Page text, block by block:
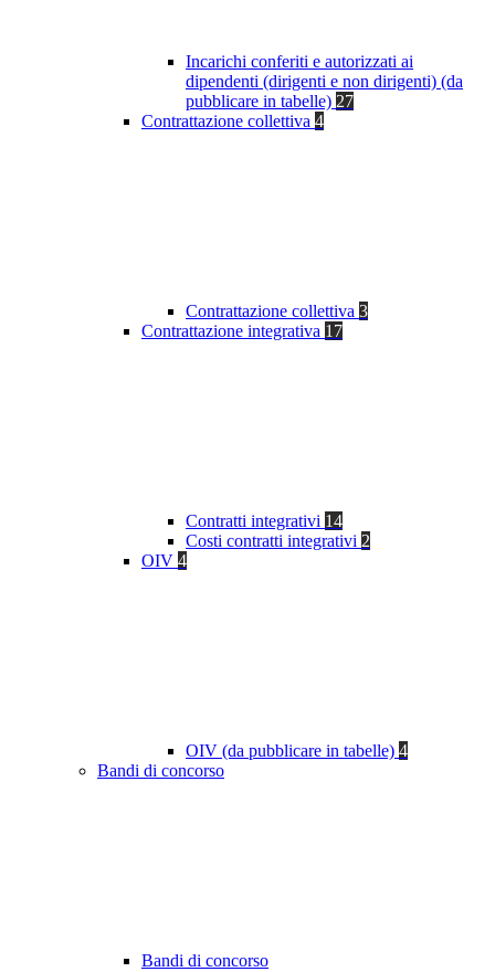
Incarichi conferiti e autorizzati ai
dipendenti (dirigenti e non dirigenti) (da
pubblicare in tabelle) 27
Contrattazione collettiva 4
Contrattazione collettiva 3
Contrattazione integrativa 17
Contratti integrativi 14
Costi contratti integrativi 2
OIV 4
OIV (da pubblicare in tabelle) 4
Bandi di concorso
Bandi di concorso